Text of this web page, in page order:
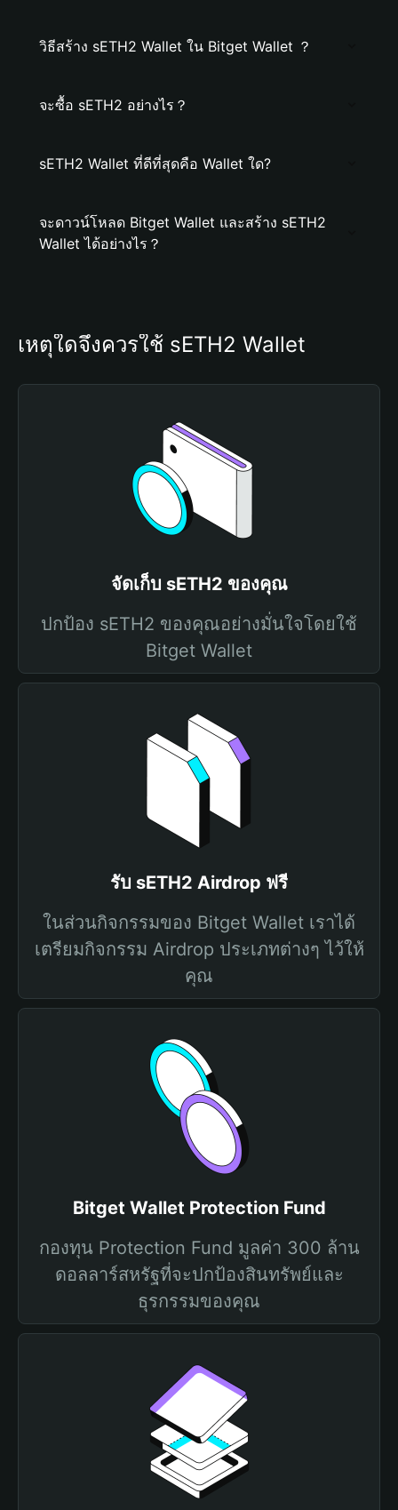
วิธีสร้าง sETH2 Wallet ใน Bitget Wallet ？
จะซื้อ sETH2 อย่างไร？
sETH2 Wallet ที่ดีที่สุดคือ Wallet ใด?
จะดาวน์โหลด Bitget Wallet และสร้าง sETH2
Wallet ได้อย่างไร？
เหตุใดจึงควรใช้ sETH2 Wallet
จัดเก็บ sETH2 ของคุณ
ปกป้อง sETH2 ของคุณอย่างมั่นใจโดยใช้
Bitget Wallet
รับ sETH2 Airdrop ฟรี
ในส่วนกิจกรรมของ Bitget Wallet เราได้
เตรียมกิจกรรม Airdrop ประเภทต่างๆ ไว้ให้
คุณ
Bitget Wallet Protection Fund
กองทุน Protection Fund มูลค่า 300 ล้าน
ดอลลาร์สหรัฐที่จะปกป้องสินทรัพย์และ
ธุรกรรมของคุณ